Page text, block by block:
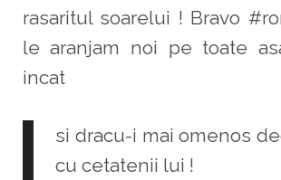
rasaritul soarelui ! Bravo
le aranjam noi pe toate
incat
si dracu-i mai omenos
cu cetatenii lui !